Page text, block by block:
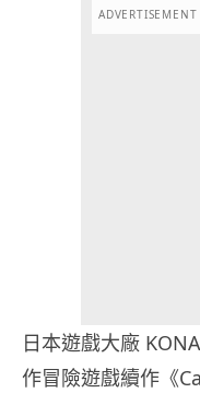
ADVERTISEMENT
日本遊戲大廠
作冒險遊戲續作《